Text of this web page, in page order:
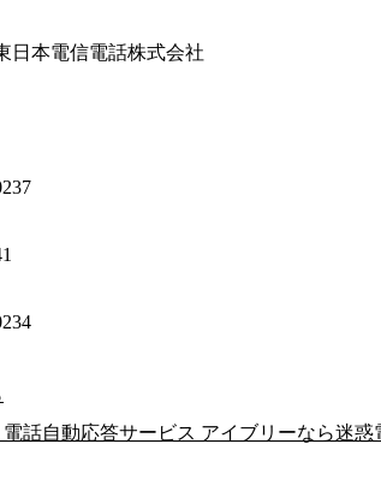
日本電信電話株式会社
話自動応答サービス アイブリーなら迷惑